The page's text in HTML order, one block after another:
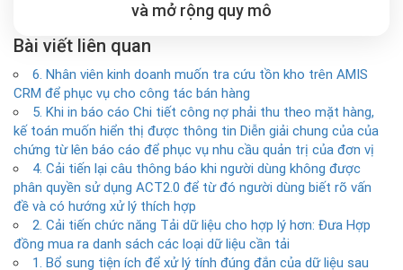
và mở rộng quy mô
Bài viết liên quan
6. Nhân viên kinh doanh muốn tra cứu tồn kho trên AMIS
CRM để phục vụ cho công tác bán hàng
5. Khi in báo cáo Chi tiết công nợ phải thu theo mặt hàng,
kế toán muốn hiển thị được thông tin Diễn giải chung của của
chứng từ lên báo cáo để phục vụ nhu cầu quản trị của đơn vị
4. Cải tiến lại câu thông báo khi người dùng không được
phân quyền sử dụng ACT2.0 để từ đó người dùng biết rõ vấn
đề và có hướng xử lý thích hợp
2. Cải tiến chức năng Tải dữ liệu cho hợp lý hơn: Đưa Hợp
đồng mua ra danh sách các loại dữ liệu cần tải
1. Bổ sung tiện ích để xử lý tính đúng đắn của dữ liệu sau